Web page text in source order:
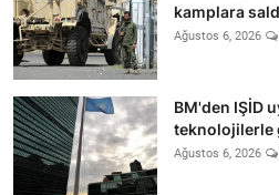
kamplara
Ağustos 6, 2026
BM'den IŞİD
teknolojilerle
Ağustos 6, 2026